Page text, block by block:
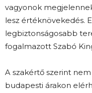
vagyonok
lesz értéknövekedés.
legbiztonságosabb
fogalmazott Szabó
A szakértő szerint
budapesti árakon